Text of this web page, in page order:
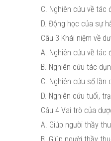
C. Nghiên cứu về tác
D. Động học của sự
Câu 3 Khái niệm về
A. Nghiên cứu về tác
B. Nghiên cứu tác
C. Nghiên cứu số lần
D. Nghiên cứu tuổi,
Câu 4 Vai trò của
A. Giúp người thầy